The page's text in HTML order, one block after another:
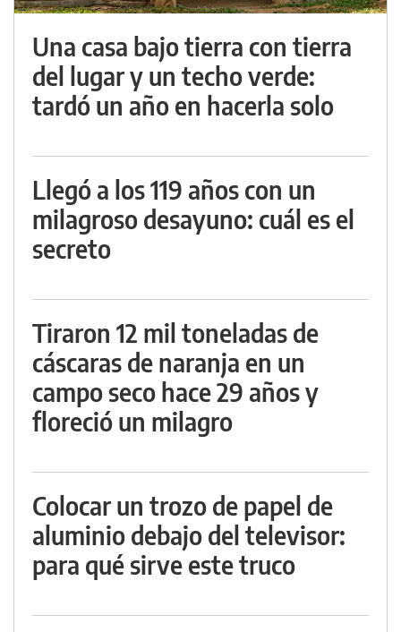
Una casa bajo tierra con tierra
del lugar y un techo verde:
tardó un año en hacerla solo
Llegó a los 119 años con un
milagroso desayuno: cuál es el
secreto
Tiraron 12 mil toneladas de
cáscaras de naranja en un
campo seco hace 29 años y
floreció un milagro
Colocar un trozo de papel de
aluminio debajo del televisor:
para qué sirve este truco